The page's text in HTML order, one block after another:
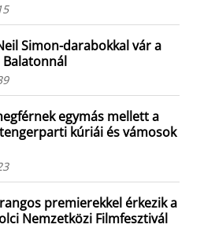
Simon-darabokkal vár a
Balatonnál
egymás mellett a
kúriái és vámosok
premierekkel érkezik a
Nemzetközi Filmfesztivál